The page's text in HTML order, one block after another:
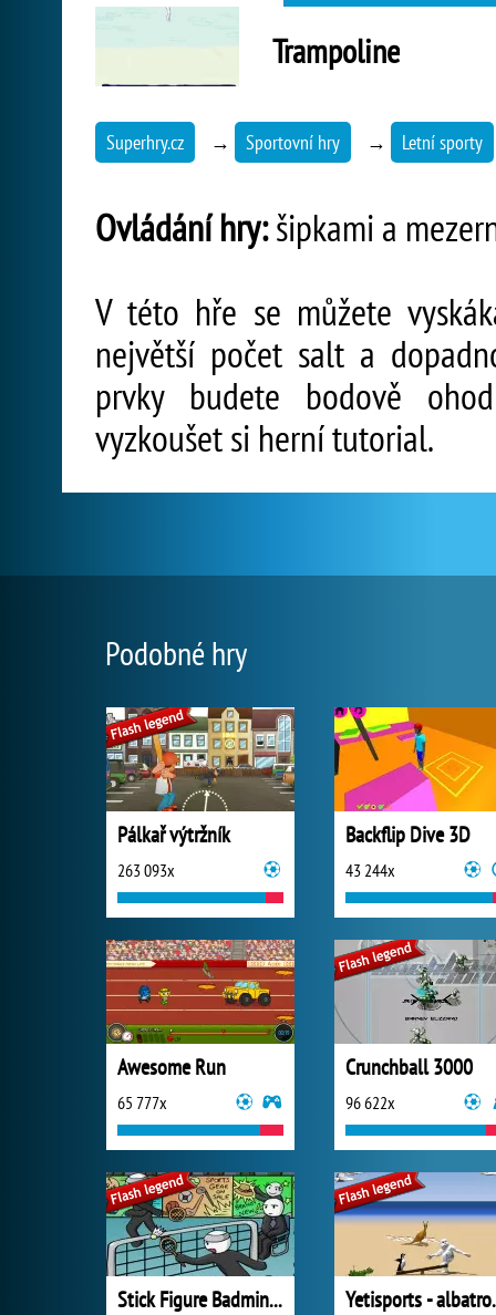
Trampoline
Superhry.cz → Sportovní hry → Letní sporty
Ovládání hry:šipkami a
V této hře se můžete
největší počet salt a
prvky budete bodově
vyzkoušet si herní tutorial.
Podobné hry
Pálkař výtržník
263 093x
Backflip Dive 3D
43 244x
Awesome Run
65 777x
Crunchball 3000
96 622x
Stick Figure Badminton